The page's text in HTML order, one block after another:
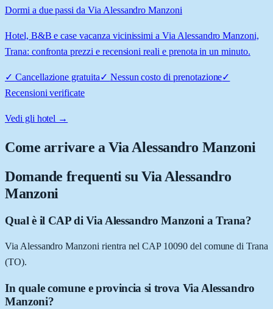
Dormi a due passi da Via Alessandro Manzoni
Hotel, B&B e case vacanza vicinissimi a Via Alessandro Manzoni,
Trana: confronta prezzi e recensioni reali e prenota in un minuto.
✓ Cancellazione gratuita✓ Nessun costo di prenotazione✓
Recensioni verificate
Vedi gli hotel →
Come arrivare aVia Alessandro Manzoni
Domande frequenti su Via Alessandro
Manzoni
Qual è il CAP di Via Alessandro Manzoni a Trana?
Via Alessandro Manzoni rientra nel CAP 10090 del comune di Trana
(TO).
In quale comune e provincia si trova Via Alessandro
Manzoni?